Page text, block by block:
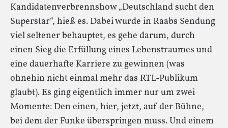
Kandidatenverbrennshow „Deutschland sucht den
Superstar“, hieß es. Dabei wurde in Raabs Sendung
viel seltener behauptet, es gehe darum, durch
einen Sieg die Erfüllung eines Lebenstraumes und
eine dauerhafte Karriere zu gewinnen (was
ohnehin nicht einmal mehr das RTL-Publikum
glaubt). Es ging eigentlich immer nur um zwei
Momente: Den einen, hier, jetzt, auf der Bühne,
bei dem der Funke überspringen muss. Und einem